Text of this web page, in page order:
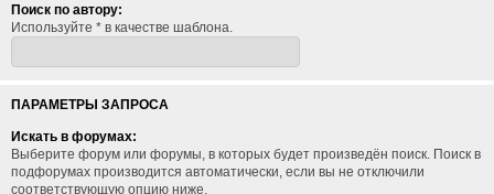
Поиск по автору:
Используйте * в качестве шаблона.
ПАРАМЕТРЫ ЗАПРОСА
Искать в форумах:
Выберите форум или форумы, в которых будет произведён поиск. Поиск в
подфорумах производится автоматически, если вы не отключили
соответствующую опцию ниже.